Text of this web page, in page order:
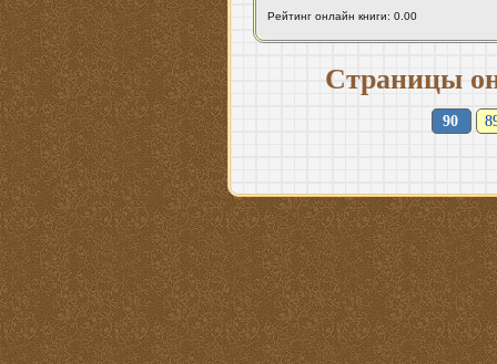
Рейтинг онлайн книги: 0.00
Страницы
90